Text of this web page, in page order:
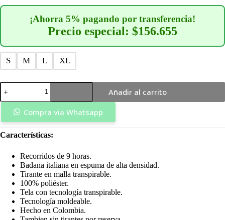
¡Ahorra 5% pagando por transferencia!
Precio especial: $156.655
S M L XL
Licra
Hombre
Larga
Premium
Plus
Capote
Añadir al carrito
Compra via Whatsapp
Características:
Recorridos de 9 horas.
Badana italiana en espuma de alta densidad.
Tirante en malla transpirable.
100% poliéster.
Tela con tecnología transpirable.
Tecnología moldeable.
Hecho en Colombia.